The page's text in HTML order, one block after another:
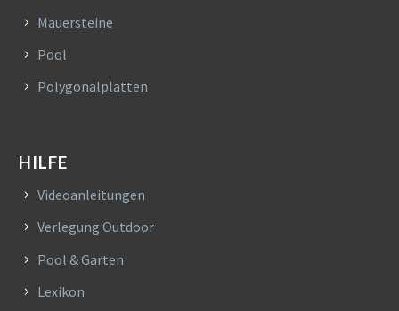
Mauersteine
Pool
Polygonalplatten
HILFE
Videoanleitungen
Verlegung Outdoor
Pool & Garten
Lexikon